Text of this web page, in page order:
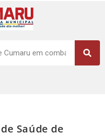
Aberta
Saúde de